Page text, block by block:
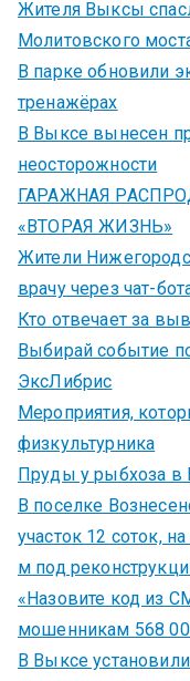
Жителя Выксы
Молитовского
В парке обновили
тренажёрах
В Выксе вынесен
неосторожности
ГАРАЖНАЯ
«ВТОРАЯ ЖИЗНЬ»
Жители
врачу через чат-
Кто отвечает за
Выбирай событие
ЭксЛибрис
Мероприятия,
физкультурника
Пруды у рыбхоза в
В поселке
участок 12 соток,
м под
«Назовите код из
мошенникам 568
В Выксе